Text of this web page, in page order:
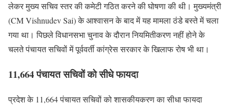
लेकर मुख्य सचिव स्तर की कमेटी गठित करने की घोषणा की थी। मुख्यमंत्री
(CM Vishnudev Sai) के आश्वासन के बाद में यह मामला ठंडे बस्ते में चला
गया था। पिछले विधानसभा चुनाव के दौरान नियमितीकरण नहीं होने के
चलते पंचायत सचिवों में पूर्ववर्ती कांग्रेस सरकार के खिलाफ रोष भी था।
11,664 पंचायत सचिवों को सीधे फायदा
प्रदेश के 11,664 पंचायत सचिवों को शासकीयकरण का सीधा फायदा